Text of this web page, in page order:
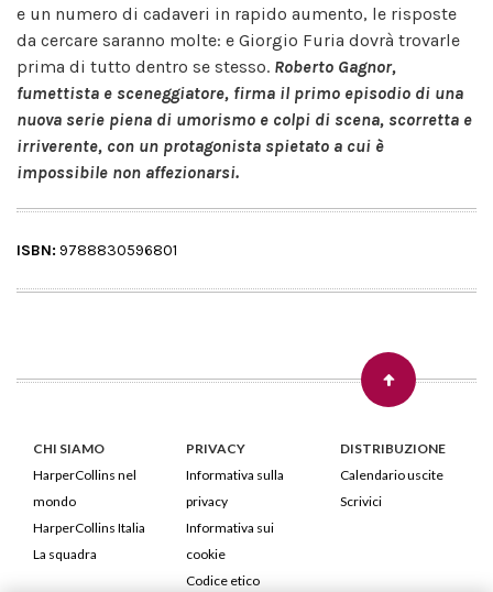
e un numero di cadaveri in rapido aumento, le risposte
da cercare saranno molte: e Giorgio Furia dovrà trovarle
prima di tutto dentro se stesso. Roberto Gagnor,
fumettista e sceneggiatore, firma il primo episodio di una
nuova serie piena di umorismo e colpi di scena, scorretta e
irriverente, con un protagonista spietato a cui è
impossibile non affezionarsi.
ISBN: 9788830596801
CHI SIAMO
HarperCollins nel
mondo
HarperCollins Italia
La squadra
PRIVACY
Informativa sulla
privacy
Informativa sui
cookie
Codice etico
DISTRIBUZIONE
Calendario uscite
Scrivici